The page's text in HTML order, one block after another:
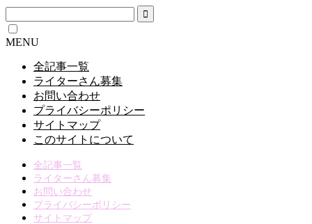
MENU
全記事一覧
ライターさん募集
お問い合わせ
プライバシーポリシー
サイトマップ
このサイトについて
全記事一覧
ライターさん募集
お問い合わせ
プライバシーポリシー
サイトマップ